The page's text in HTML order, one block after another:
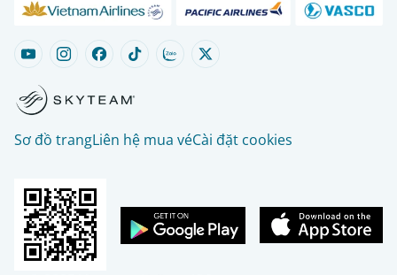
Sơ đồ trangLiên hệ mua véCài đặt cookies